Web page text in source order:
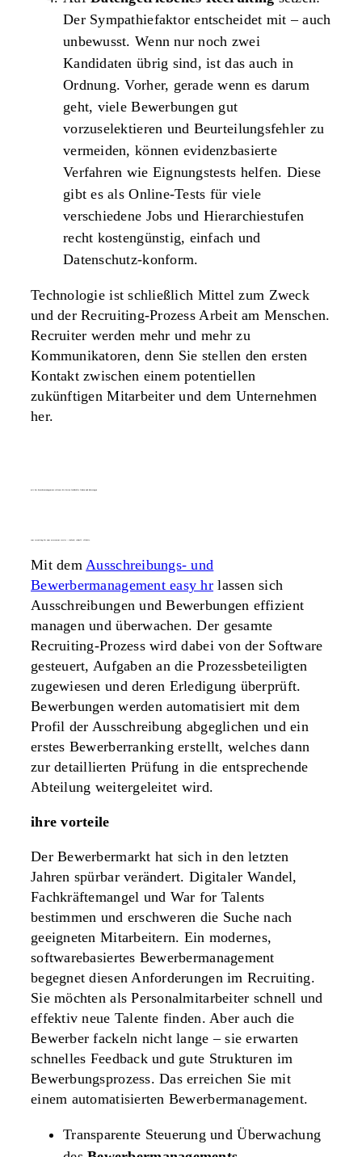
Der Sympathiefaktor entscheidet mit – auch
unbewusst. Wenn nur noch zwei
Kandidaten übrig sind, ist das auch in
Ordnung. Vorher, gerade wenn es darum
geht, viele Bewerbungen gut
vorzuselektieren und Beurteilungsfehler zu
vermeiden, können evidenzbasierte
Verfahren wie Eignungstests helfen. Diese
gibt es als Online-Tests für viele
verschiedene Jobs und Hierarchiestufen
recht kostengünstig, einfach und
Datenschutz-konform.
Technologie ist schließlich Mittel zum Zweck
und der Recruiting-Prozess Arbeit am Menschen.
Recruiter werden mehr und mehr zu
Kommunikatoren, denn Sie stellen den ersten
Kontakt zwischen einem potentiellen
zukünftigen Mitarbeiter und dem Unternehmen
her.
Mit demAusschreibungs- und
Bewerbermanagement easy hr lassen sich
Ausschreibungen und Bewerbungen effizient
managen und überwachen. Der gesamte
Recruiting-Prozess wird dabei von der Software
gesteuert, Aufgaben an die Prozessbeteiligten
zugewiesen und deren Erledigung überprüft.
Bewerbungen werden automatisiert mit dem
Profil der Ausschreibung abgeglichen und ein
erstes Bewerberranking erstellt, welches dann
zur detaillierten Prüfung in die entsprechende
Abteilung weitergeleitet wird.
ihre vorteile
Der Bewerbermarkt hat sich in den letzten
Jahren spürbar verändert. Digitaler Wandel,
Fachkräftemangel und War for Talents
bestimmen und erschweren die Suche nach
geeigneten Mitarbeitern. Ein modernes,
softwarebasiertes Bewerbermanagement
begegnet diesen Anforderungen im Recruiting.
Sie möchten als Personalmitarbeiter schnell und
effektiv neue Talente finden. Aber auch die
Bewerber fackeln nicht lange – sie erwarten
schnelles Feedback und gute Strukturen im
Bewerbungsprozess. Das erreichen Sie mit
einem automatisierten Bewerbermanagement.
Transparente Steuerung und Überwachung